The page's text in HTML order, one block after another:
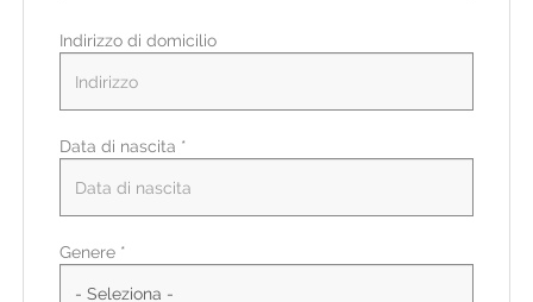
Indirizzo di domicilio
Data di nascita *
Genere *